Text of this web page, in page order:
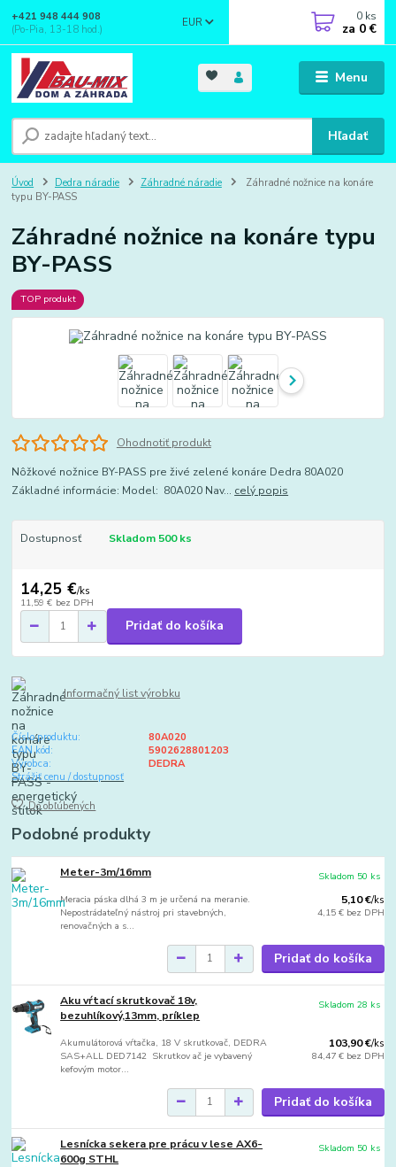
Menu
EUR
Hľadať
+421 948 444 908
(Po-Pia, 13-18 hod.)
0 ks
za 0 €
Úvod Dedra náradie Záhradné náradie
Záhradné nožnice na konáre
typu BY-PASS
Záhradné nožnice na konáre typu
BY-PASS
TOP produkt
Ohodnotiť produkt
Nôžkové nožnice BY-PASS pre živé zelené konáre Dedra 80A020
Základné informácie: Model: 80A020 Nav... celý popis
Dostupnosť Skladom 500 ks
14,25 €/ks
11,59 € bez DPH
Pridať do košíka
Informačný list výrobku
Číslo produktu:
80A020
EAN kód:
5902628801203
Výrobca:
DEDRA
Strážiť cenu / dostupnosť
Do obľúbených
Podobné produkty
Meter-3m/16mm
Meracia páska dlhá 3 m je určená na meranie.
Nepostrádateľný nástroj pri stavebných,
renovačných a s...
5,10 €/ks
4,15 € bez DPH
Skladom 50 ks
Pridať do košíka
Aku vŕtací skrutkovač 18v,
bezuhlíkový,13mm, príklep
Akumulátorová vŕtačka, 18 V skrutkovač, DEDRA
SAS+ALL DED7142 Skrutkov ač je vybavený
kefovým motor...
103,90 €/ks
84,47 € bez DPH
Skladom 28 ks
Pridať do košíka
Lesnícka sekera pre prácu v lese AX6-
600g STHL
Skladom 50 ks